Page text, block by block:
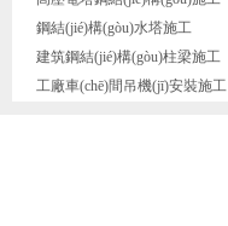
鋼結(jié)構(gòu)水塔施工
建筑鋼結(jié)構(gòu)柱梁施工
工廠車(chē)間吊機(jī)安裝施工